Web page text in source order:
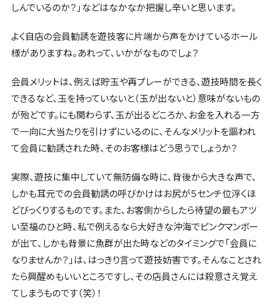
しんでいるのか？」などはなかなか把握し辛いと思います。
よく自店の会員勧誘を遊技客に片端から声をかけているホール
様がありますね。あれって、いかがなものでしょ？
会員メリットは、例えば貯玉や再プレーができる、遊技時間を長く
できるなど、玉を持っていないと（玉が出ないと）意味がないもの
が殆どです。にも関わらず、玉が出るどころか、お金を入れる一方
で一向に大当たりを引けずにいるのに、そんなメリットを謳われ
て会員に勧誘された時、そのお客様はどう思うでしょうか？
実際、遊技に集中していて無防備な時に、背後から大きな声で、
しかも耳元での会員勧誘の呼びかけはお尻が５センチ位浮くほ
どびっくりするものです。また、お客側からしたら待望の最もアツ
い至福のひと時、私で例えるなら大好きな沖海でピンクマンボー
が出て、しかも背景に魚群が出た時などのタイミングで「会員に
なりませんか？」は、はっきり言って遊技妨害です。そんなことされ
たら興醒めもいいところですし、その店員さんには殺意さえ覚え
てしまうものです（笑）！